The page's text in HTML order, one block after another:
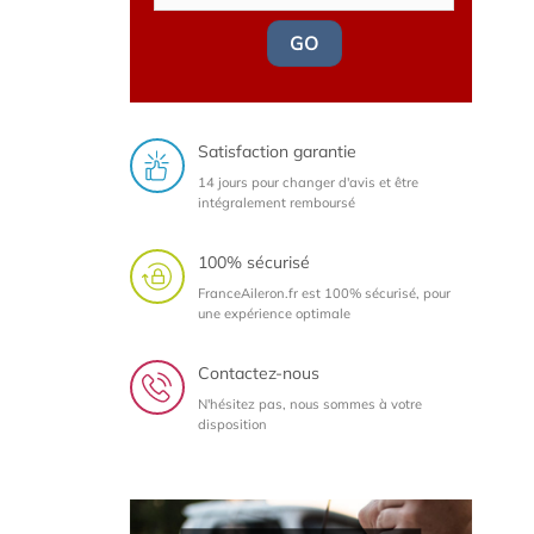
GO
Satisfaction garantie
14 jours pour changer d'avis et être
intégralement remboursé
100% sécurisé
FranceAileron.fr est 100% sécurisé, pour
une expérience optimale
Contactez-nous
N'hésitez pas, nous sommes à votre
disposition